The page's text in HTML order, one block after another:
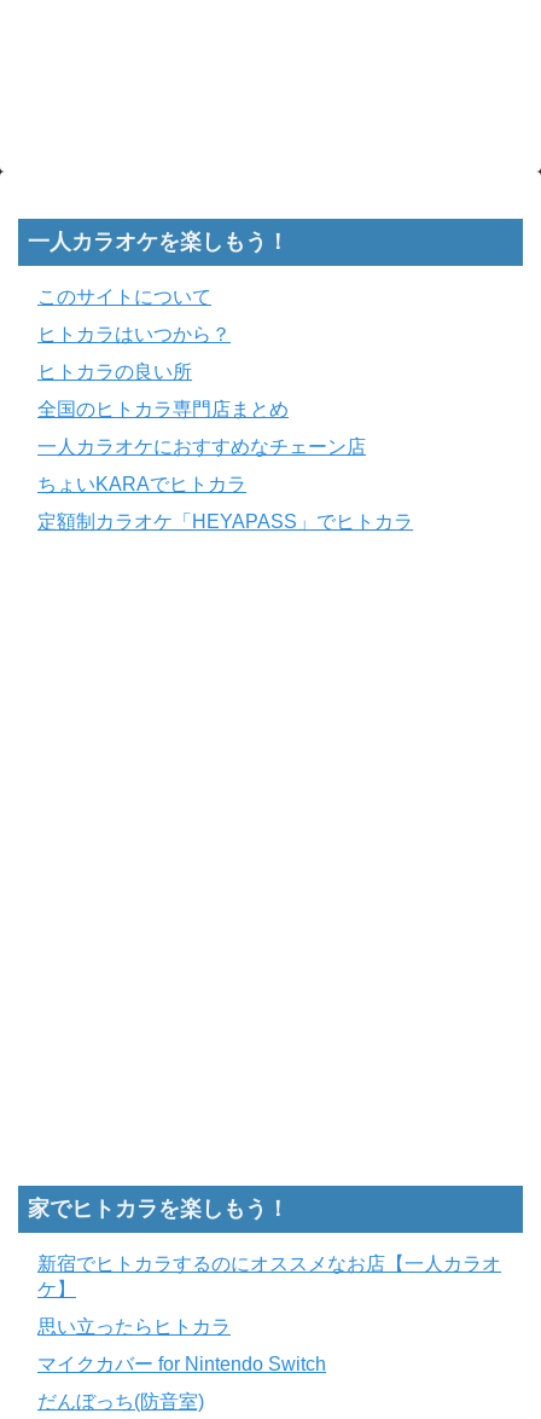
一人カラオケを楽しもう！
このサイトについて
ヒトカラはいつから？
ヒトカラの良い所
全国のヒトカラ専門店まとめ
一人カラオケにおすすめなチェーン店
ちょいKARAでヒトカラ
定額制カラオケ「HEYAPASS」でヒトカラ
家でヒトカラを楽しもう！
新宿でヒトカラするのにオススメなお店【一人カラオ
ケ】
思い立ったらヒトカラ
マイクカバー for Nintendo Switch
だんぼっち(防音室)